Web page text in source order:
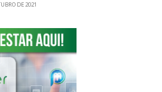
DE 2021